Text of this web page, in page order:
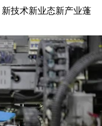
技术新业态新产业蓬